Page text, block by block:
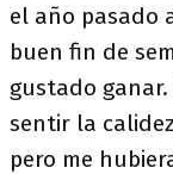
el año pasado
buen fin de
gustado ganar.
sentir la
pero me